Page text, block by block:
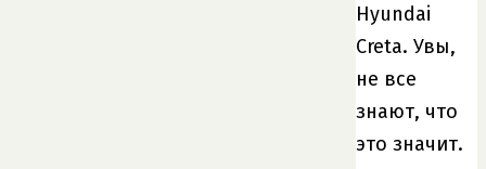
Hyundai
Creta. Увы,
не все
знают, что
это значит.